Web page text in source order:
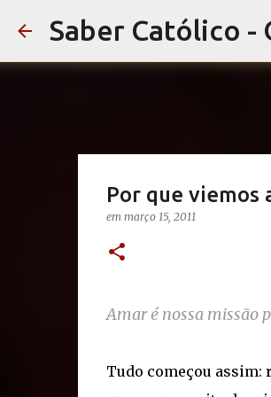
Saber Católico -
Por que viemos
em março 15, 2011
Amar é nossa missão
Tudo começou assim: